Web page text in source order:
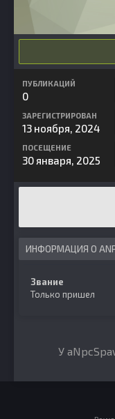
ПУБЛИКАЦИЙ
0
ЗАРЕГИСТРИРОВАН
13 ноября, 2024
ПОСЕЩЕНИЕ
30 января, 2025
ИНФОРМАЦИЯ О
Звание
Только пришел
У